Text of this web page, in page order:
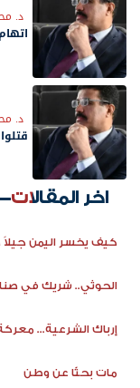
د.
د.
اخر المقالات
كيف يخسر اليمن
الحوثي.. شريك في
إرباك الشرعية...
مات بحثًا عن وطن